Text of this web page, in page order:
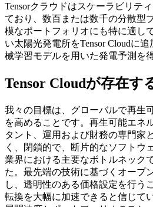
Tensorクラウドはスケーラビリテ
ており、数百または数千の分散型
模なポートフォリオにも特に適し
い太陽光発電所をTensor Cloudに
械学習モデルを用いた発電予測を
Tensor Cloudが存在す
我々の目標は、グローバルで再生
を高めることです。再生可能エネ
タント、運用および財務の専門家
く、閉鎖的で、断片的なソフトウ
業界における主要なボトルネック
た。最先端の技術に基づくオープ
し、透明性のある価格設定を行う
転換を大幅に加速できると信じてい